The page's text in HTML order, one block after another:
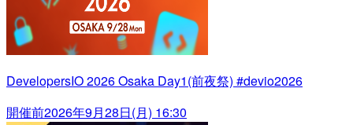
DevelopersIO 2026 Osaka Day1(前夜祭) #devio2026
開催前2026年9月28日(月) 16:30